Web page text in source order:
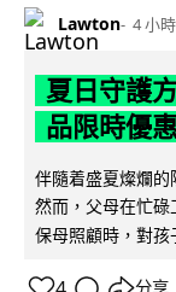
Lawton 4 小時
夏日守護
品限時優
伴隨着盛夏燦爛的
然而，父母在忙
保母照顧時，對